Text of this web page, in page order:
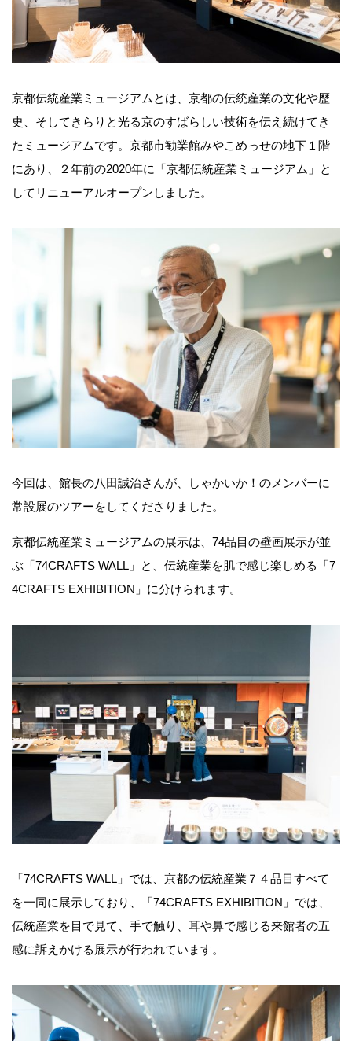
京都伝統産業ミュージアムとは、京都の伝統産業の文化や歴
史、そしてきらりと光る京のすばらしい技術を伝え続けてき
たミュージアムです。京都市勧業館みやこめっせの地下１階
にあり、２年前の2020年に「京都伝統産業ミュージアム」と
してリニューアルオープンしました。
今回は、館長の八田誠治さんが、しゃかいか！のメンバーに
常設展のツアーをしてくださりました。
京都伝統産業ミュージアムの展示は、74品目の壁画展示が並
ぶ「74CRAFTS WALL」と、伝統産業を肌で感じ楽しめる「7
4CRAFTS EXHIBITION」に分けられます。
「74CRAFTS WALL」では、京都の伝統産業７４品目すべて
を一同に展示しており、「74CRAFTS EXHIBITION」では、
伝統産業を目で見て、手で触り、耳や鼻で感じる来館者の五
感に訴えかける展示が行われています。